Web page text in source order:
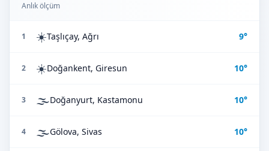
Anlık ölçüm
1 ☀️Taşlıçay, Ağrı 9°
2 ☀️Doğankent, Giresun 10°
3 🌫️Doğanyurt, Kastamonu 10°
4 🌫️Gölova, Sivas 10°